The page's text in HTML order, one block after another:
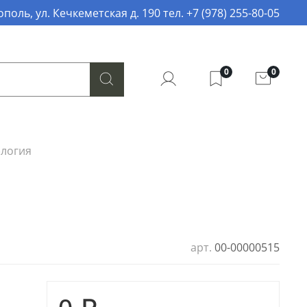
ул. Кечкеметская д. 190 тел. +7 (978) 255-80-05
0 0
арт. 00-00000515